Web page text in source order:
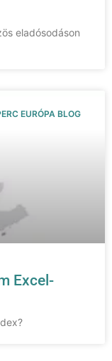
eladósodáson
EURÓPA BLOG
Excel-